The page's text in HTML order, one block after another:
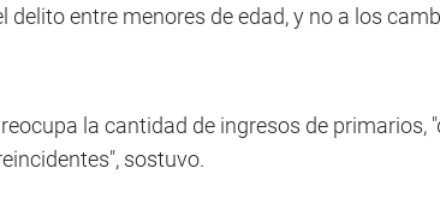
delito entre menores de edad, y no a los
la cantidad de ingresos de primarios,
sostuvo.